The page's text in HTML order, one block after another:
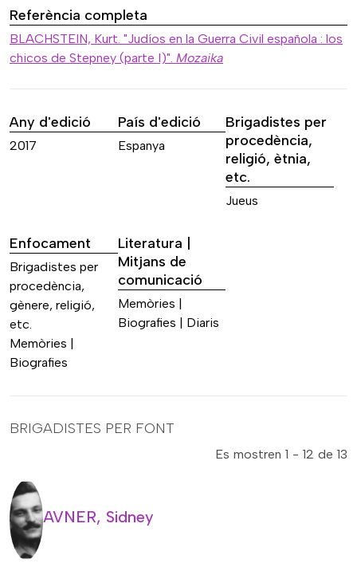
Referència completa
BLACHSTEIN, Kurt. "Judíos en la Guerra Civil española : los
chicos de Stepney (parte I)". Mozaika
Any d'edició
2017
País d'edició
Espanya
Brigadistes per
procedència,
religió, ètnia,
etc.
Jueus
Enfocament
Brigadistes per
procedència,
gènere, religió,
etc.
Memòries |
Biografies
Literatura |
Mitjans de
comunicació
Memòries |
Biografies | Diaris
BRIGADISTES PER FONT
Es mostren 1 - 12 de 13
AVNER, Sidney